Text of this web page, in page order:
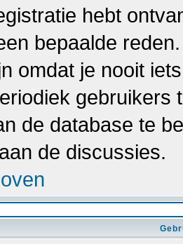
hebt
bepaalde
omdat je nooit
gebruikers
de database te
de discussies.